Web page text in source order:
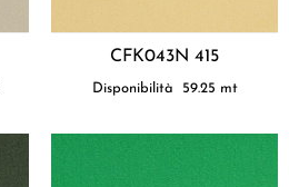
CFK043N 415
Disponibilità 59.25 mt